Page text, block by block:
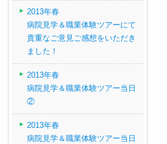
2013年春
病院見学＆職業体験ツアーにて
貴重なご意見ご感想をいただき
ました！
2013年春
病院見学＆職業体験ツアー当日
②
2013年春
病院見学＆職業体験ツアー当日